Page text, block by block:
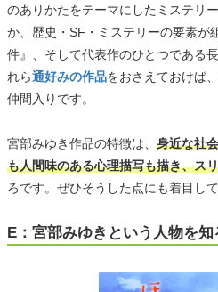
のありかたをテーマにしたミステリ
か、歴史・SF・ミステリーの要素が
件』、そして代表作のひとつである
れら通好みの作品をおさえておけば
仲間入りです。
宮部みゆき作品の特徴は、 身近な社
も人間味のある心理描写も描き、ス
ろです。ぜひそうした点にも着目し
E：宮部みゆきという人物を